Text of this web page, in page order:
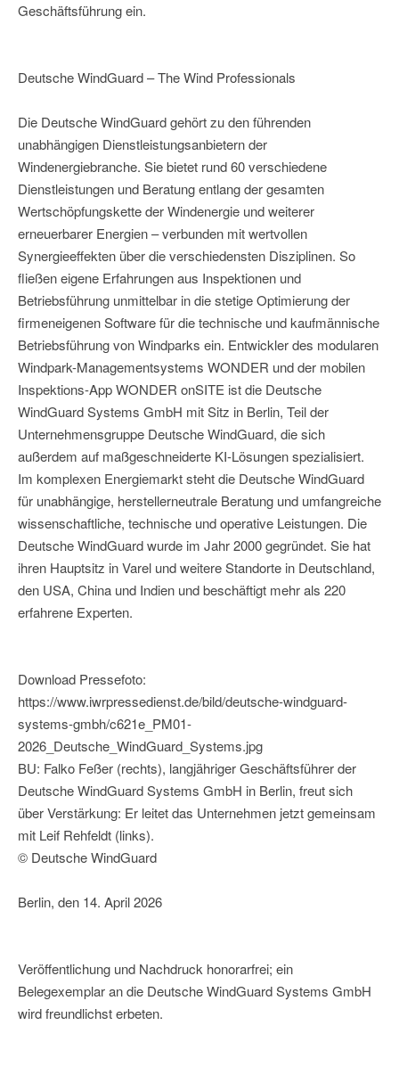
Geschäftsführung ein.
Deutsche WindGuard – The Wind Professionals
Die Deutsche WindGuard gehört zu den führenden
unabhängigen Dienstleistungsanbietern der
Windenergiebranche. Sie bietet rund 60 verschiedene
Dienstleistungen und Beratung entlang der gesamten
Wertschöpfungskette der Windenergie und weiterer
erneuerbarer Energien – verbunden mit wertvollen
Synergieeffekten über die verschiedensten Disziplinen. So
fließen eigene Erfahrungen aus Inspektionen und
Betriebsführung unmittelbar in die stetige Optimierung der
firmeneigenen Software für die technische und kaufmännische
Betriebsführung von Windparks ein. Entwickler des modularen
Windpark-Managementsystems WONDER und der mobilen
Inspektions-App WONDER onSITE ist die Deutsche
WindGuard Systems GmbH mit Sitz in Berlin, Teil der
Unternehmensgruppe Deutsche WindGuard, die sich
außerdem auf maßgeschneiderte KI-Lösungen spezialisiert.
Im komplexen Energiemarkt steht die Deutsche WindGuard
für unabhängige, herstellerneutrale Beratung und umfangreiche
wissenschaftliche, technische und operative Leistungen. Die
Deutsche WindGuard wurde im Jahr 2000 gegründet. Sie hat
ihren Hauptsitz in Varel und weitere Standorte in Deutschland,
den USA, China und Indien und beschäftigt mehr als 220
erfahrene Experten.
Download Pressefoto:
https://www.iwrpressedienst.de/bild/deutsche-windguard-
systems-gmbh/c621e_PM01-
2026_Deutsche_WindGuard_Systems.jpg
BU: Falko Feßer (rechts), langjähriger Geschäftsführer der
Deutsche WindGuard Systems GmbH in Berlin, freut sich
über Verstärkung: Er leitet das Unternehmen jetzt gemeinsam
mit Leif Rehfeldt (links).
© Deutsche WindGuard
Berlin, den 14. April 2026
Veröffentlichung und Nachdruck honorarfrei; ein
Belegexemplar an die Deutsche WindGuard Systems GmbH
wird freundlichst erbeten.